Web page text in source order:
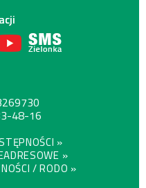
48-16
»
»
/ RODO »